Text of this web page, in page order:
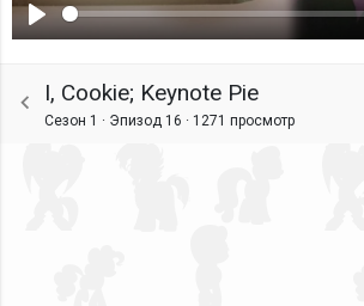
Воспроизвести
I, Cookie; Keynote Pie
Сезон 1 · Эпизод 16 · 1271 просмотр